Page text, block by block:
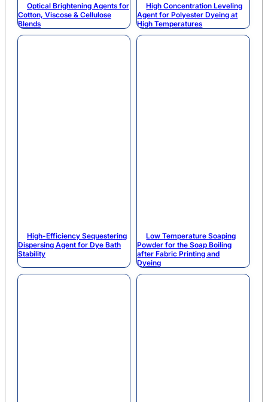
Optical Brightening Agents for
Cotton, Viscose & Cellulose
Blends
High Concentration Leveling
Agent for Polyester Dyeing at
High Temperatures
High-Efficiency Sequestering
Dispersing Agent for Dye Bath
Stability
Low Temperature Soaping
Powder for the Soap Boiling
after Fabric Printing and
Dyeing